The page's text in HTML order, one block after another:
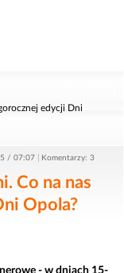
edycji Dni
/ 07:07 Komentarzy: 3
Co na nas
Opola?
- w dniach 15-